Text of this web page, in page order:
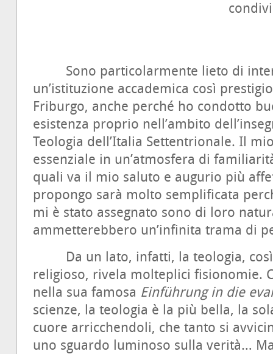
Sono particolarmente lieto di
un’istituzione accademica così
Friburgo, anche perché ho condotto
esistenza proprio nell’ambito
Teologia dell’Italia Settentrionale. Il
essenziale in un’atmosfera di
quali va il mio saluto e augurio più
propongo sarà molto semplificata
mi è stato assegnato sono di loro
ammetterebbero un’infinita trama di
Da un lato, infatti, la teologia, così
religioso, rivela molteplici fisionomie.
nella sua famosa Einführung in die
scienze, la teologia è la più bella, la
cuore arricchendoli, che tanto si
uno sguardo luminoso sulla verità…